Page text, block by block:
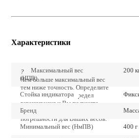
Характеристики
?
Чем больше максимальный вес
тем ниже точность. Определите
точно наибольший предел
взвешивания и Вы получите
наиболее низкие значения
погрешности для Ваших весов.
Максимальный вес
(НПВ)
200
Стойка индикатора
Бренд
Минимальный вес (НмПВ) 400 г